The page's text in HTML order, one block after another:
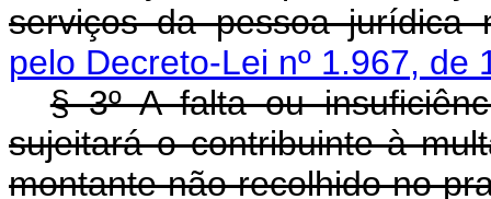
serviços da pessoa jurídica
pelo Decreto-Lei nº 1.967, de
§ 3º A falta ou
sujeitará o contribuinte à
montante não recolhido no